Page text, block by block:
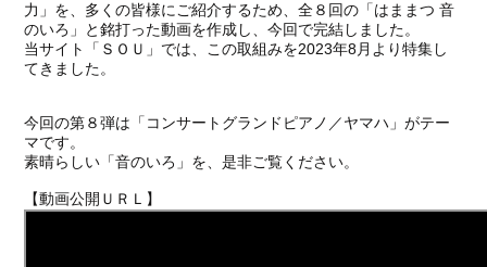
力」を、多くの皆様にご紹介するため、全８回の「はままつ 音
のいろ」と銘打った動画を作成し、今回で完結しました。
当サイト「ＳＯＵ」では、この取組みを2023年8 月より特集し
てきました。
今回の第８弾は「コンサートグランドピアノ／ヤマハ」がテー
マです。
素晴らしい「音のいろ」を、是非ご覧ください。
【動画公開ＵＲＬ】